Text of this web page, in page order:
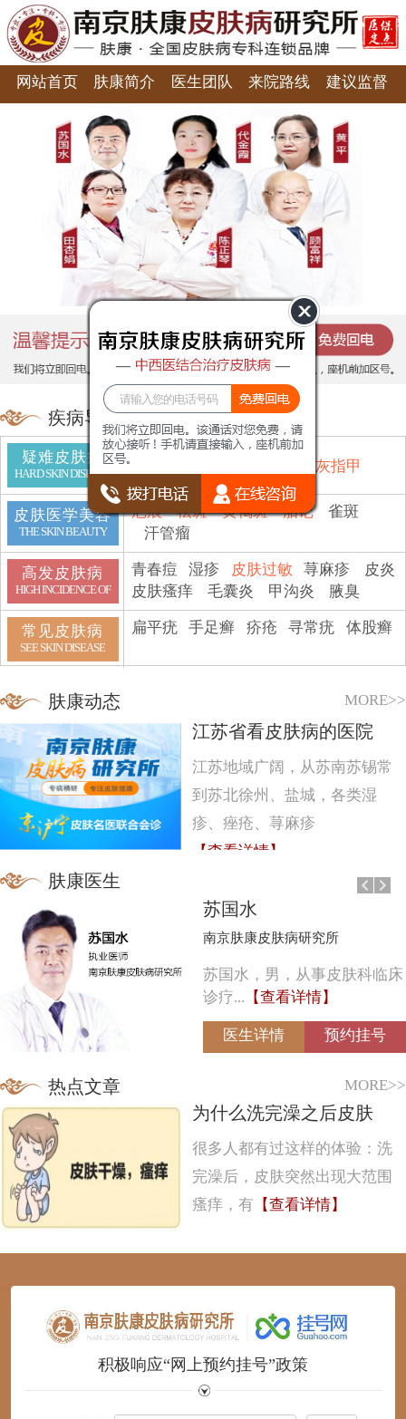
网站首页 肤康简介 医生团队 来院路线 建议监督
疾病导航
疑难皮肤病
HARD SKIN DISEASE 灰指甲
皮肤医学美容
THE SKIN BEAUTY
疤痕 祛斑 黄褐斑 胎记
雀斑
汗管瘤
高发皮肤病
HIGH INCIDENCE OF
青春痘 湿疹 皮肤过敏 荨麻疹
皮炎
皮肤瘙痒
毛囊炎 甲沟炎 腋臭
常见皮肤病
SEE SKIN DISEASE
扁平疣 手足癣 疥疮 寻常疣 体股癣
肤康动态 MORE>>
江苏省看皮肤病的医院
江苏地域广阔，从苏南苏锡常
到苏北徐州、盐城，各类湿
疹、痤疮、荨麻疹
【查看详情】
苏国水
南京肤康皮肤病研究所
苏国水，男，从事皮肤科临床
诊疗... 【查看详情】
医生详情 预约挂号
肤康医生
热点文章 MORE>>
为什么洗完澡之后皮肤
很多人都有过这样的体验：洗
完澡后，皮肤突然出现大范围
瘙痒，有 【查看详情】
123456
积极响应“网上预约挂号”政策